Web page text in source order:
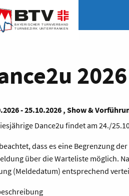
2026
- 25.10.2026 , Show &
Dance2u findet am 24./
dass es eine Begrenzung
über die Warteliste möglich.
(Meldedatum) entsprechend